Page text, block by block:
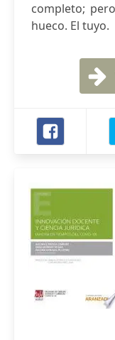
completo;
hueco. El tuyo.